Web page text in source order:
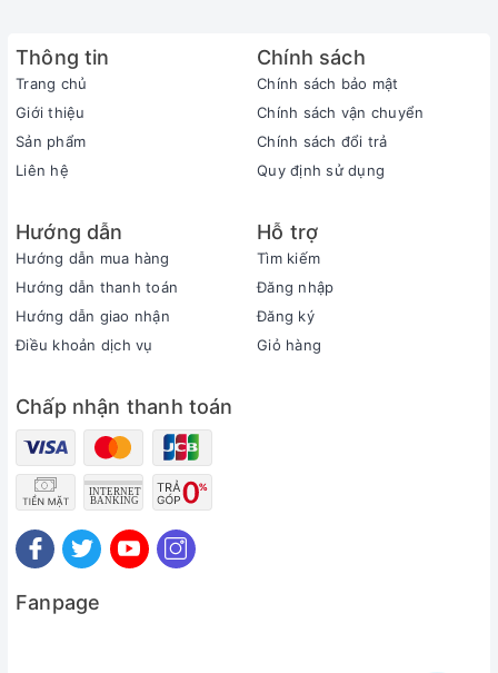
Sìn Sú có thể kéo dài tác dụng từ 6-8 tiếng sau khi
xịt.
Rửa sạch hoạt chất sau khi quan hệ.
Thông tin
Trang chủ
Giới thiệu
Sản phẩm
Liên hệ
Chính sách
Chính sách bảo mật
Chính sách vận chuyển
Chính sách đổi trả
Quy định sử dụng
Hướng dẫn
Hướng dẫn mua hàng
Hướng dẫn thanh toán
Hướng dẫn giao nhận
Điều khoản dịch vụ
Hỗ trợ
Tìm kiếm
Đăng nhập
Đăng ký
Giỏ hàng
Chấp nhận thanh toán
Fanpage